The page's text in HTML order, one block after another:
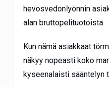
hevosvedonlyönnin
alan bruttopelituotoista.
Kun nämä asiakkaat
näkyy nopeasti koko
kyseenalaisti sääntelyn